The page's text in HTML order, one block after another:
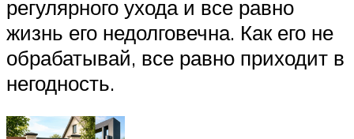
регулярного ухода и все равно
жизнь его недолговечна. Как его не
обрабатывай, все равно приходит в
негодность.